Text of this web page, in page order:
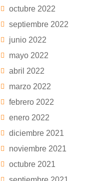
octubre 2022
septiembre 2022
junio 2022
mayo 2022
abril 2022
marzo 2022
febrero 2022
enero 2022
diciembre 2021
noviembre 2021
octubre 2021